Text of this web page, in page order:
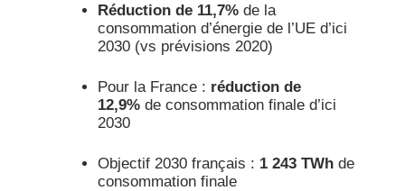
Réduction de 11,7% de la
consommation d’énergie de l’UE d’ici
2030 (vs prévisions 2020)
Pour la France : réduction de
12,9% de consommation finale d’ici
2030
Objectif 2030 français : 1 243 TWh de
consommation finale​